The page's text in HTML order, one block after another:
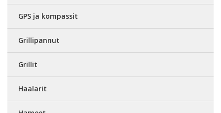
GPS ja kompassit
Grillipannut
Grillit
Haalarit